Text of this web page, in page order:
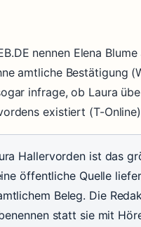
nennen Elena
amtliche Bestätigung
infrage, ob Laura
existiert (T-
Hallervorden ist das
öffentliche Quelle
Beleg. Die
statt sie mit